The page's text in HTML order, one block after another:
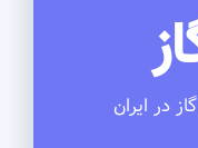
در ایران